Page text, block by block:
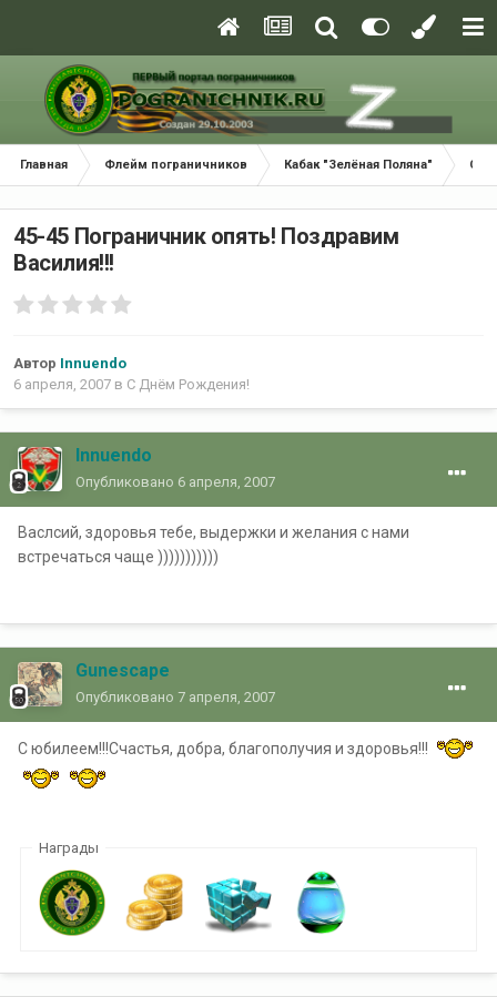
Главная Флейм пограничников Кабак "Зелёная Поляна" С
45-45 Пограничник опять! Поздравим
Василия!!!
Автор Innuendo
6 апреля, 2007 в С Днём Рождения!
Innuendo
Опубликовано 6 апреля, 2007
Васлсий, здоровья тебе, выдержки и желания с нами
встречаться чаще )))))))))))
Gunescape
Опубликовано 7 апреля, 2007
С юбилеем!!!Счастья, добра, благополучия и здоровья!!!
Награды